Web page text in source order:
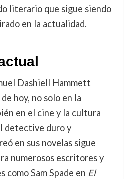
literario que sigue siendo
en la actualidad.
Dashiell Hammett
hoy, no solo en la
en el cine y la cultura
detective duro y
en sus novelas sigue
numerosos escritores y
como Sam Spade en El